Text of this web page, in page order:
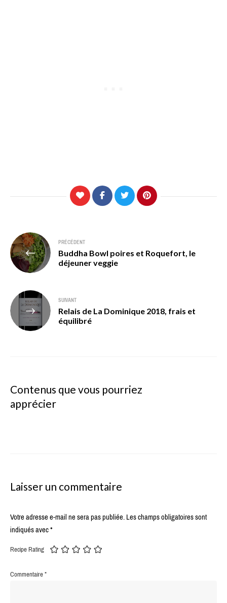
Navigation
de
l’article
PRÉCÉDENT
Buddha Bowl poires et Roquefort, le
déjeuner veggie
SUIVANT
Relais de La Dominique 2018, frais et
équilibré
Contenus que vous pourriez
apprécier
Laisser un commentaire
Votre adresse e-mail ne sera pas publiée.Les champs obligatoires sont
indiqués avec*
Recipe Rating
Commentaire*